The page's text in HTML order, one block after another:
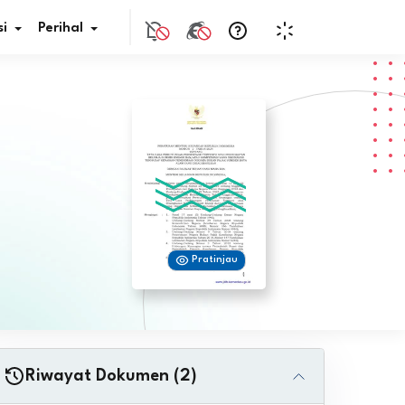
JDIH
Perihal
Pratinjau
Riwayat Dokumen (2)